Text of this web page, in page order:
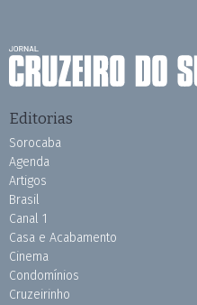
Editorias
Sorocaba
Agenda
Artigos
Brasil
Canal 1
Casa e Acabamento
Cinema
Condomínios
Cruzeirinho